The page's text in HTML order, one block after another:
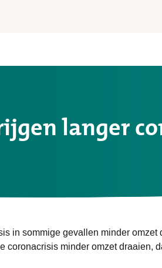
langer
in sommige gevallen minder
coronacrisis minder omzet draaien,